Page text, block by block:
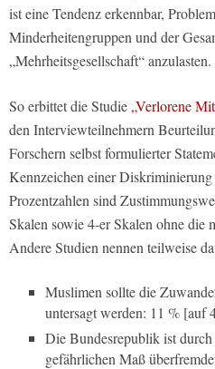
ist eine Tendenz erkennbar,
Minderheitengruppen und der
„Mehrheitsgesellschaft“ anzulasten.
So erbittet die Studie „Verlorene
den Interviewteilnehmern
Forschern selbst formulierter
Kennzeichen einer
Prozentzahlen sind
Skalen sowie 4-er Skalen ohne die
Andere Studien nennen teilweise
Muslimen sollte die
untersagt werden: 11 % [auf
Die Bundesrepublik ist
gefährlichen Maß